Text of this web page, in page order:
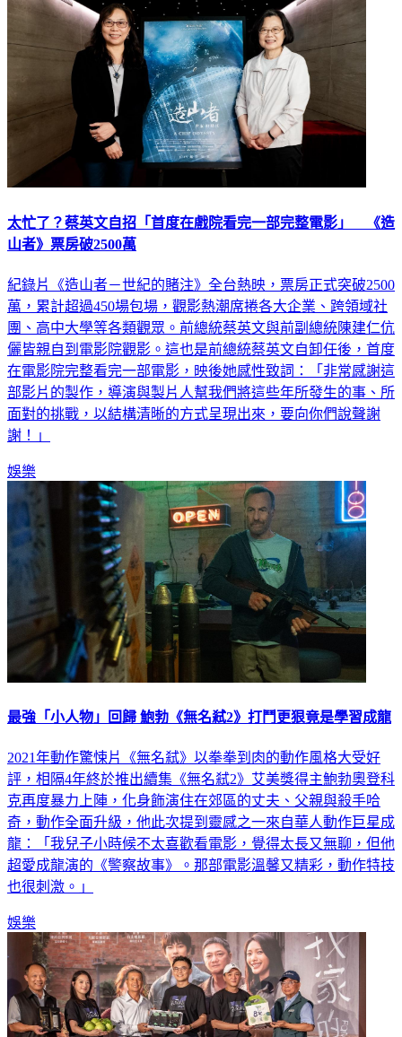
太忙了？蔡英文自招「首度在戲院看完一部完整電影」 《造
山者》票房破2500萬
紀錄片《造山者－世紀的賭注》全台熱映，票房正式突破2500
萬，累計超過450場包場，觀影熱潮席捲各大企業、跨領域社
團、高中大學等各類觀眾。前總統蔡英文與前副總統陳建仁伉
儷皆親自到電影院觀影。這也是前總統蔡英文自卸任後，首度
在電影院完整看完一部電影，映後她感性致詞：「非常感謝這
部影片的製作，導演與製片人幫我們將這些年所發生的事、所
面對的挑戰，以結構清晰的方式呈現出來，要向你們說聲謝
謝！」
娛樂
最強「小人物」回歸 鮑勃《無名弒2》打鬥更狠竟是學習成龍
2021年動作驚悚片《無名弒》以拳拳到肉的動作風格大受好
評，相隔4年終於推出續集《無名弒2》艾美獎得主鮑勃奧登科
克再度暴力上陣，化身飾演住在郊區的丈夫、父親與殺手哈
奇，動作全面升級，他此次提到靈感之一來自華人動作巨星成
龍：「我兒子小時候不太喜歡看電影，覺得太長又無聊，但他
超愛成龍演的《警察故事》。那部電影溫馨又精彩，動作特技
也很刺激。」
娛樂